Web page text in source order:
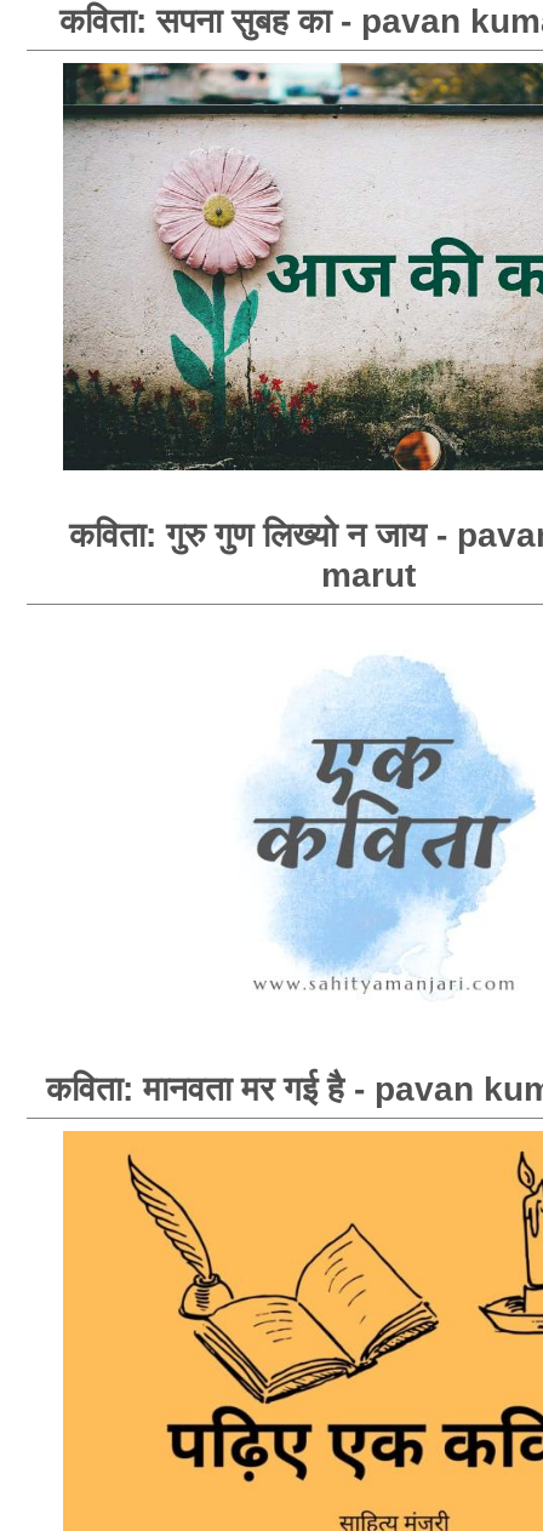
कविता: सपना सुबह का - pavan
कविता: गुरु गुण लिख्यो न जाय -
marut
कविता: मानवता मर गई है - pavan